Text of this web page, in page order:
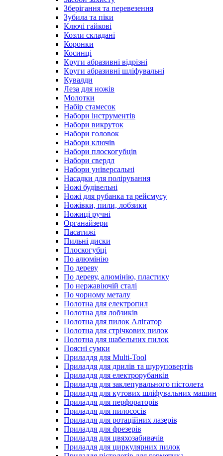
Зберігання та перевезення
Зубила та піки
Ключі гайкові
Козли складані
Коронки
Косинці
Круги абразивні відрізні
Круги абразивні шліфувальні
Кувалди
Леза для ножів
Молотки
Набір стамесок
Набори інструментів
Набори викруток
Набори головок
Набори ключів
Набори плоскогубців
Набори свердл
Набори універсальні
Насадки для полірування
Ножі будівельні
Ножі для рубанка та рейсмусу
Ножівки, пили, лобзики
Ножиці ручні
Органайзери
Пасатижі
Пильні диски
Плоскогубці
По алюмінію
По дереву
По дереву, алюмінію, пластику
По нержавіючій сталі
По чорному металу
Полотна для електропил
Полотна для лобзиків
Полотна для пилок Алігатор
Полотна для стрічкових пилок
Полотна для шабельних пилок
Поясні сумки
Приладдя для Multi-Tool
Приладдя для дрилів та шуруповертів
Приладдя для електрорубанків
Приладдя для заклепувального пістолета
Приладдя для кутових шліфувальних машин
Приладдя для перфораторів
Приладдя для пилососів
Приладдя для ротаційних лазерів
Приладдя для фрезерів
Приладдя для цвяхозабивачів
Приладдя для циркулярних пилок